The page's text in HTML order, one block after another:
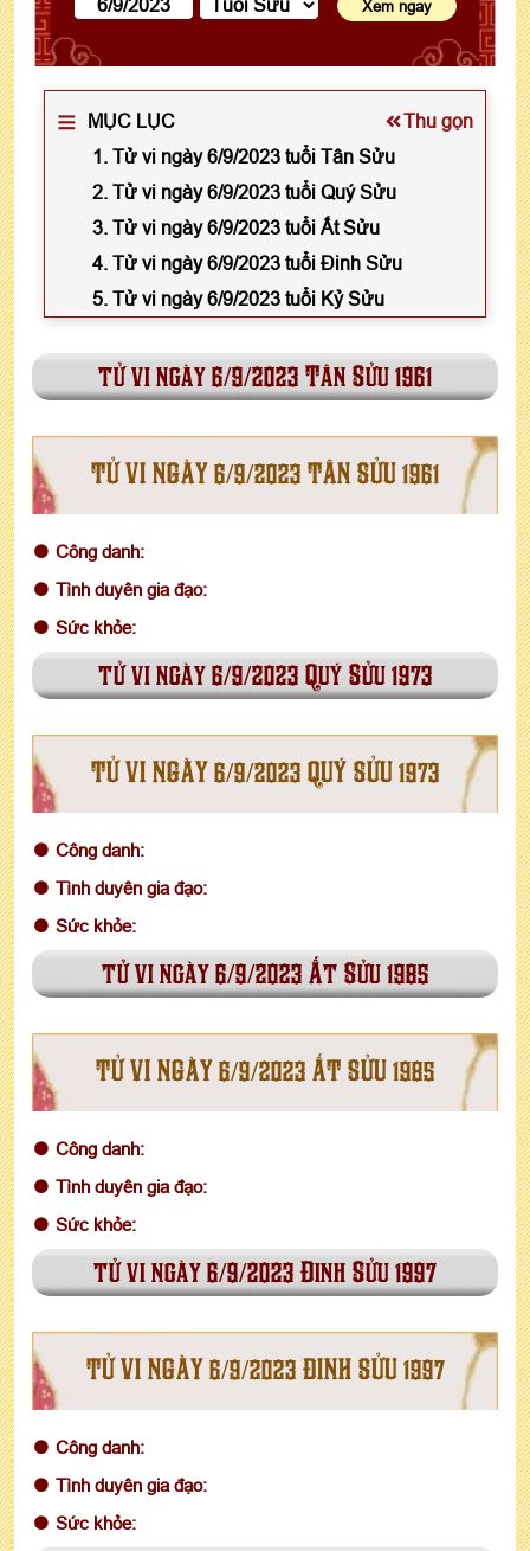
MỤC LỤC
Thu gọn
1. Tử vi ngày 6/9/2023 tuổi Tân Sửu
2. Tử vi ngày 6/9/2023 tuổi Quý Sửu
3. Tử vi ngày 6/9/2023 tuổi Ất Sửu
4. Tử vi ngày 6/9/2023 tuổi Đinh Sửu
5. Tử vi ngày 6/9/2023 tuổi Kỷ Sửu
tử vi ngày 6/9/2023 Tân Sửu 1961
TỬ VI NGÀY 6/9/2023 TÂN SỬU 1961
Công danh:
Tình duyên gia đạo:
Sức khỏe:
tử vi ngày 6/9/2023 Quý Sửu 1973
TỬ VI NGÀY 6/9/2023 QUÝ SỬU 1973
Công danh:
Tình duyên gia đạo:
Sức khỏe:
tử vi ngày 6/9/2023 Ất Sửu 1985
TỬ VI NGÀY 6/9/2023 ẤT SỬU 1985
Công danh:
Tình duyên gia đạo:
Sức khỏe:
tử vi ngày 6/9/2023 Đinh Sửu 1997
TỬ VI NGÀY 6/9/2023 ĐINH SỬU 1997
Công danh:
Tình duyên gia đạo:
Sức khỏe: